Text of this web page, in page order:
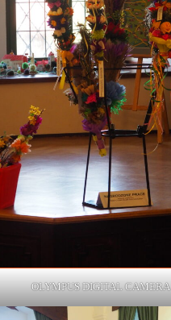
OLYMPUS DIGITAL CAMERA